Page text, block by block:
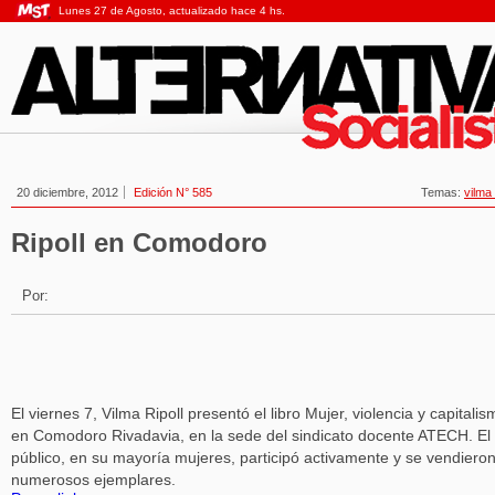
Lunes 27 de Agosto, actualizado hace 4 hs.
20 diciembre, 2012 Edición N° 585 Temas: vilma
Ripoll en Comodoro
Por:
El viernes 7, Vilma Ripoll presentó el libro Mujer, violencia y
en Comodoro Rivadavia, en la sede del sindicato docente ATECH. El
público, en su mayoría mujeres, participó activamente y se vendieron
numerosos ejemplares.